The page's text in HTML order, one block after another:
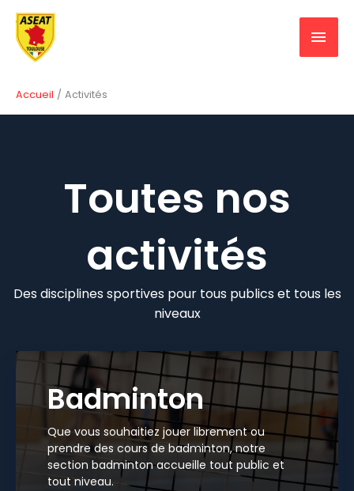
Aller
contenu
Accueil Activités
Toutes nos
activités
Des disciplines sportives pour tous publics et tous les
niveaux
Badminton
Que vous souhaitiez jouer librement ou
prendre des cours de badminton, notre
section badminton accueille tout public et
tout niveau.